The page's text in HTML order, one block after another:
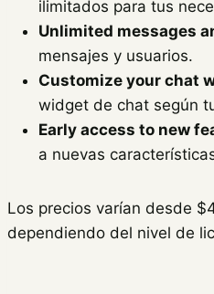
ilimitados para tus
Unlimited messages
mensajes y usuarios.
Customize your chat
widget de chat según
Early access to new
a nuevas
Los precios varían desde
dependiendo del nivel de